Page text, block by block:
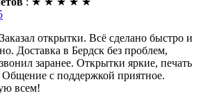
открытки. Всё сделано быстро и
Доставка в Бердск без проблем,
заранее. Открытки яркие, печать
Общение с поддержкой приятное.
всем!